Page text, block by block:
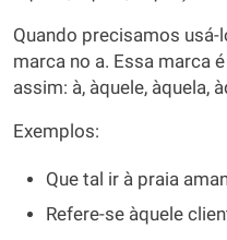
Quando precisamos
marca no a. Essa marca
assim: à, àquele, àquela,
Exemplos:
Que tal ir à praia
Refere-se àquele